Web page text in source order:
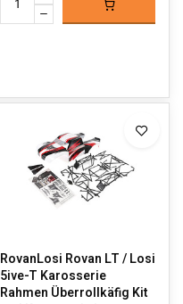
RovanLosi Rovan LT / Losi
5ive-T Karosserie
Rahmen Überrollkäfig Kit